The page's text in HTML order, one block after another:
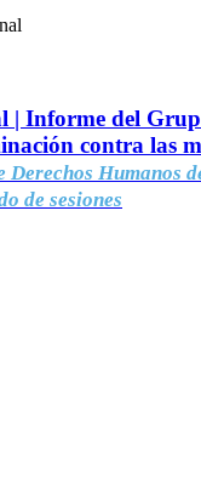
| Informe del
contra las
Derechos Humanos
de sesiones